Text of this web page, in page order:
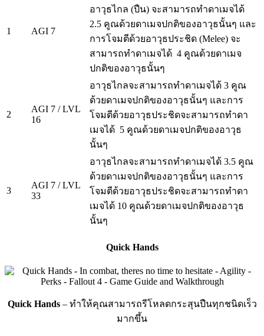
1 AGI 7
อาวุธไกล (ปืน) จะสามารถทำดาเมจได้
2.5 คูณด้วยดาเมจปกติของอาวุธนั้นๆ และ
การโจมตีด้วยอาวุธประชิด (Melee) จะ
สามารถทำดาเมจได้ 4 คูณด้วยดาเมจ
ปกติของอาวุธนั้นๆ
2
AGI 7 / LVL
16
อาวุธไกลจะสามารถทำดาเมจได้ 3 คูณ
ด้วยดาเมจปกติของอาวุธนั้นๆ และการ
โจมตีด้วยอาวุธประชิดจะสามารถทำดา
เมจได้ 5 คูณด้วยดาเมจปกติของอาวุธ
นั้นๆ
3
AGI 7 / LVL
33
อาวุธไกลจะสามารถทำดาเมจได้ 3.5 คูณ
ด้วยดาเมจปกติของอาวุธนั้นๆ และการ
โจมตีด้วยอาวุธประชิดจะสามารถทำดา
เมจได้ 10 คูณด้วยดาเมจปกติของอาวุธ
นั้นๆ
Quick Hands
Quick Hands– ทำให้คุณสามารถรีโหลดกระสุนปืนทุกชนิดเร็ว
มากขึ้น